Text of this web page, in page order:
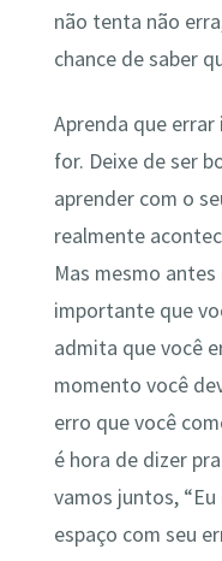
não tenta não
chance de saber
Aprenda que
for. Deixe de ser
aprender com o
realmente
Mas mesmo
importante que
admita que você
momento você
erro que você
é hora de dizer
vamos juntos,
espaço com seu